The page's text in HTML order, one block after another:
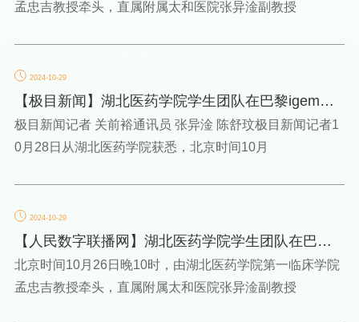
孟忠吉教授牵头，直属附属太和医院张异淦副教授
2024-10-29
【极目新闻】湖北医药学院学生团队在巴黎igem大
赛中荣获银奖
极目新闻记者 关前裕通讯员 张异淦 陈舒玟极目新闻记者1
0月28日从湖北医药学院获悉，北京时间10月
2024-10-29
【人民数字联播网】湖北医药学院学生团队在巴黎ig
em大赛中荣获银...
北京时间10月26日晚10时，由湖北医药学院第一临床学院
孟忠吉教授牵头，直属附属太和医院张异淦副教授